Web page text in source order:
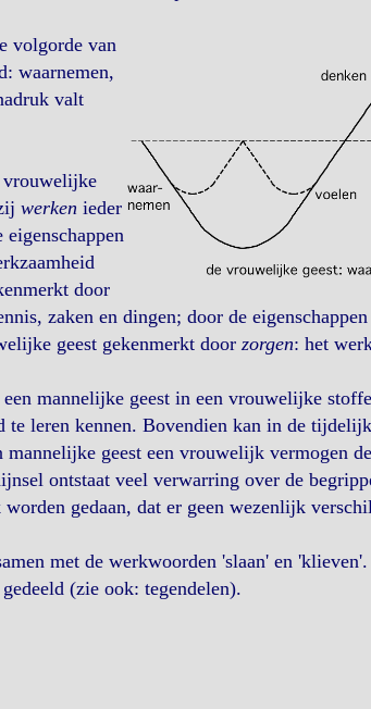
volgorde van
waarnemen,
valt
vrouwelijke
werken ieder
door
zaken en dingen; door de
geest gekenmerkt door zorgen: het
mannelijke geest in een vrouwelijke
te leren kennen. Bovendien kan in de
mannelijke geest een vrouwelijk vermogen
ontstaat veel verwarring over de
gedaan, dat er geen wezenlijk
met de werkwoorden 'slaan' en
(zie ook: tegendelen).